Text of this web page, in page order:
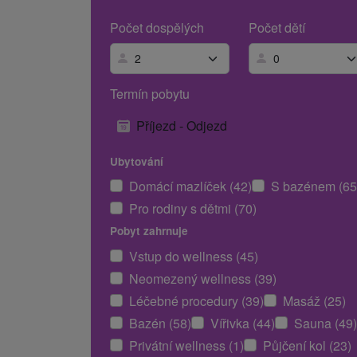
Počet dospělých
Počet dětí
Termín pobytu
Příjezd - Odjezd
Ubytování
Domácí mazlíček (42)
S bazénem
Pro rodiny s dětmi (70)
Pobyt zahrnuje
Vstup do wellness (45)
Neomezený wellness (39)
Léčebné procedury (39)
Masáž (25)
Bazén (58)
Vířivka (44)
Sauna (49)
Privátní wellness (1)
Půjčení kol (23)